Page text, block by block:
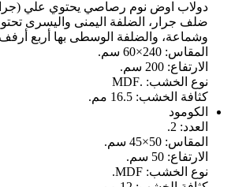
ضلف جرار، الضلفة اليمنى واليسرى
وشماعة، والضلفة الوسطى بها أربع
المقاس: 240×60 سم.
الارتفاع: 200 سم.
نوع الخشب: .MDF
كثافة الخشب: 16.5 مم.
الكومود
العدد: 2.
المقاس: 50×45 سم.
الارتفاع: 50 سم.
نوع الخشب: MDF.